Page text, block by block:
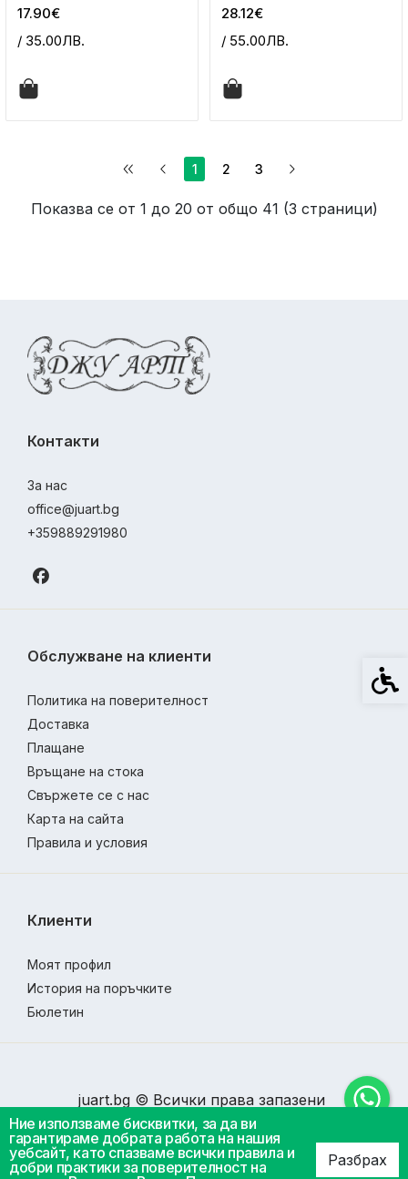
17.90€
/ 35.00ЛВ.
28.12€
/ 55.00ЛВ.
1 2 3
Показва се от 1 до 20 от общо 41 (3 страници)
Ние използваме бисквитки, за да ви
гарантираме добрата работа на нашия
уебсайт, като спазваме всички правила и
добри практики за поверителност на
Разбрах
Контакти
За нас
office@juart.bg
+359889291980
Обслужване на клиенти
Политика на поверителност
Доставка
Плащане
Връщане на стока
Свържете се с нас
Карта на сайта
Правила и условия
Клиенти
Моят профил
История на поръчките
Бюлетин
juart.bg © Всички права запазени